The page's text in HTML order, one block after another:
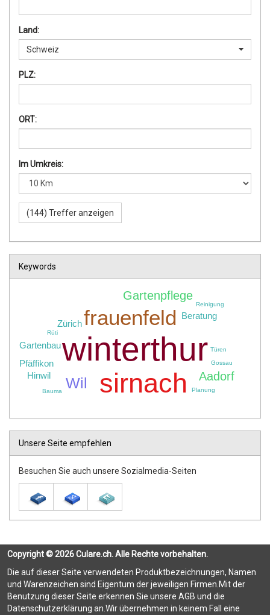
Land:
Schweiz
PLZ:
ORT:
Im Umkreis:
Keywords
winterthur
sirnach
frauenfeld
Wil
Gartenpflege
Aadorf
Beratung
Gartenbau
Pfäffikon
Zürich
Hinwil
Gossau
Planung
Reinigung
Bauma
Türen
Rüti
Unsere Seite empfehlen
Besuchen Sie auch unsere Sozialmedia-Seiten
Copyright © 2026 Culare.ch. Alle Rechte vorbehalten.
Die auf dieser Seite verwendeten Produktbezeichnungen, Namen
und Warenzeichen sind Eigentum der jeweiligen Firmen.Mit der
Benutzung dieser Seite erkennen Sie unsere AGB und die
Datenschutzerklärung an.Wir übernehmen in keinem Fall eine